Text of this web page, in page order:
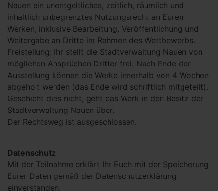
Nauen ein unentgeltliches, zeitlich, räumlich und
inhaltlich unbegrenztes Nutzungsrecht an Euren
Werken, inklusive Bearbeitung, Veröffentlichung und
Weitergabe an Dritte im Rahmen des Wettbewerbs.
Freistellung: Ihr stellt die Stadtverwaltung Nauen von
möglichen Ansprüchen Dritter frei. Nach Ende der
Ausstellung können die Werke innerhalb von 4 Wochen
abgeholt werden (das Ende wird schriftlich mitgeteilt).
Geschieht dies nicht, geht das Werk in den Besitz der
Stadtverwaltung Nauen über.
Der Rechtsweg ist ausgeschlossen.
Datenschutz
Mit der Teilnahme erklärt Ihr Euch mit der Speicherung
Eurer Daten gemäß der Datenschutzerklärung
einverstanden.